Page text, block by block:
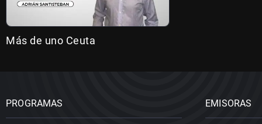
Más de uno Ceuta
PROGRAMAS EMISORAS